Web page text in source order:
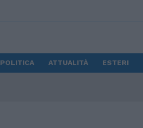
POLITICA ATTUALITÀ ESTERI